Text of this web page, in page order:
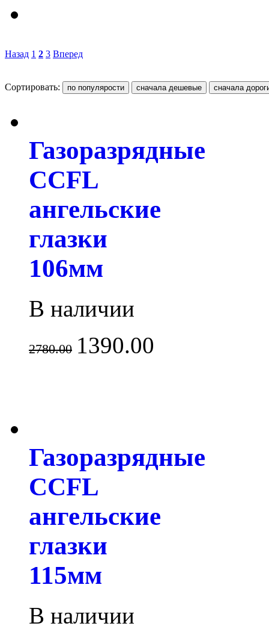
Назад 1 2 3 Вперед
Сортировать:
Газоразрядные
CCFL
ангельские
глазки
106мм
В наличии
2780.00 1390.00
Газоразрядные
CCFL
ангельские
глазки
115мм
В наличии